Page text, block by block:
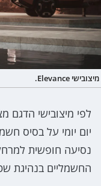
מיצובישי Elevance.
לפי מיצובישי הדגם
יום יומי על בסיס
נסיעה חופשית
החשמליים בנהיגת